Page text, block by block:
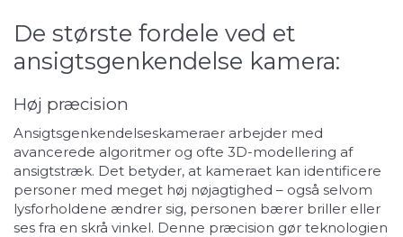
De største fordele ved et
ansigtsgenkendelse kamera:
Høj præcision
Ansigtsgenkendelseskameraer arbejder med
avancerede algoritmer og ofte 3D-modellering af
ansigtstræk. Det betyder, at kameraet kan identificere
personer med meget høj nøjagtighed – også selvom
lysforholdene ændrer sig, personen bærer briller eller
ses fra en skrå vinkel. Denne præcision gør teknologien